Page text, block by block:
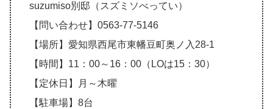
suzumiso別邸（スズミソべってい）
【問い合わせ】0563-77-5146
【場所】愛知県西尾市東幡豆町奥ノ入28-1
【時間】11：00～16：00（LOは15：30）
【定休日】月～木曜
【駐車場】8台